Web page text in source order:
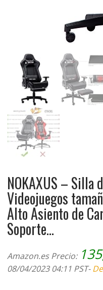
NOKAXUS – Silla
Videojuegos
Alto Asiento de
Soporte…
Amazon.es Precio:
08/04/2023 04:11 PST-